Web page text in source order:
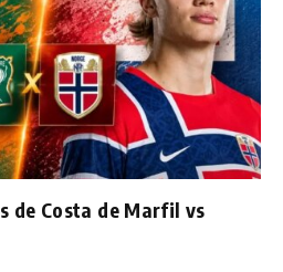
de Costa de Marfil vs